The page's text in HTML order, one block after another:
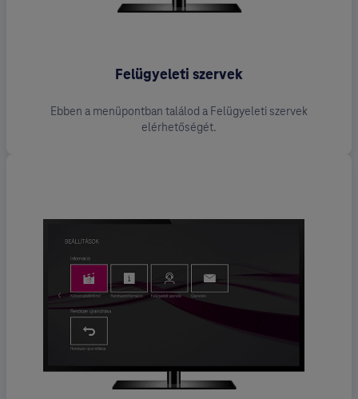
Felügyeleti szervek
Ebben a menüpontban találod a Felügyeleti szervek
elérhetőségét.